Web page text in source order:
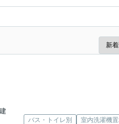
バス・トイレ別 室内洗濯機